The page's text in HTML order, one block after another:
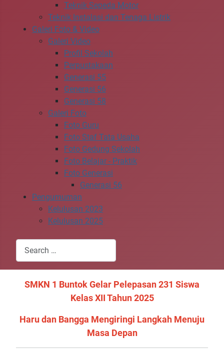
Teknik Sepeda Motor
Teknik Instalasi dan Tenaga Listrik
Galeri Foto & Video
Galeri Video
Profil Sekolah
Perpustakaan
Generasi 55
Generasi 56
Generasi 58
Galeri Foto
Foto Guru
Foto Staf Tata Usaha
Foto Gedung Sekolah
Foto Belajar - Praktik
Foto Generasi
Generasi 56
Pengumuman
Kelulusan 2023
Kelulusan 2025
Search
SMKN 1 Buntok Gelar Pelepasan 231 Siswa
Kelas XII Tahun 2025
Haru dan Bangga Mengiringi Langkah Menuju
Masa Depan